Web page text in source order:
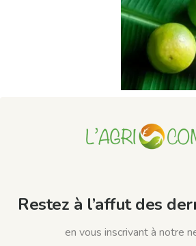
Restez à l’affut des
en vous inscrivant à notre